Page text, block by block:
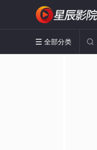
 全部分类 